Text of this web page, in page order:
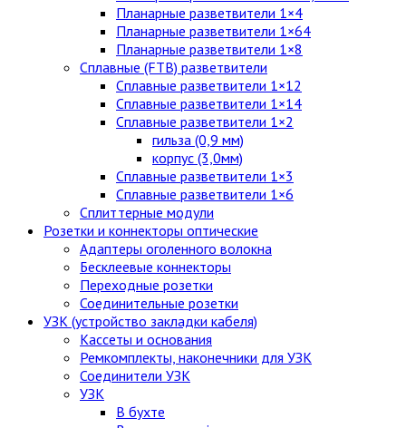
Планарные разветвители 1×4
Планарные разветвители 1×64
Планарные разветвители 1×8
Сплавные (FTB) разветвители
Сплавные разветвители 1×12
Сплавные разветвители 1×14
Сплавные разветвители 1×2
гильза (0,9 мм)
корпус (3,0мм)
Сплавные разветвители 1×3
Сплавные разветвители 1×6
Сплиттерные модули
Розетки и коннекторы оптические
Адаптеры оголенного волокна
Бесклеевые коннекторы
Переходные розетки
Соединительные розетки
УЗК (устройство закладки кабеля)
Кассеты и основания
Ремкомплекты, наконечники для УЗК
Соединители УЗК
УЗК
В бухте